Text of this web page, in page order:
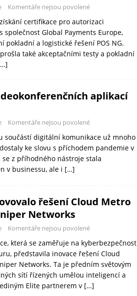
Komentáře nejsou povolené
certifikace pro autorizaci
Global Payments Europe,
pokladní a logistické řešení POS NG.
také akceptačními testy a pokladní
aplikací
Komentáře nejsou povolené
součástí digitální komunikace už mnoho
ke slovu s příchodem pandemie v
se z příhodného nástroje stala
v businessu, ale i […]
řešení Cloud Metro
Networks
Komentáře nejsou povolené
která se zaměřuje na kyberbezpečnost
představila inovace řešení Cloud
Networks. Ta je předním světovým
sítí řízených umělou inteligencí a
Elite partnerem v […]